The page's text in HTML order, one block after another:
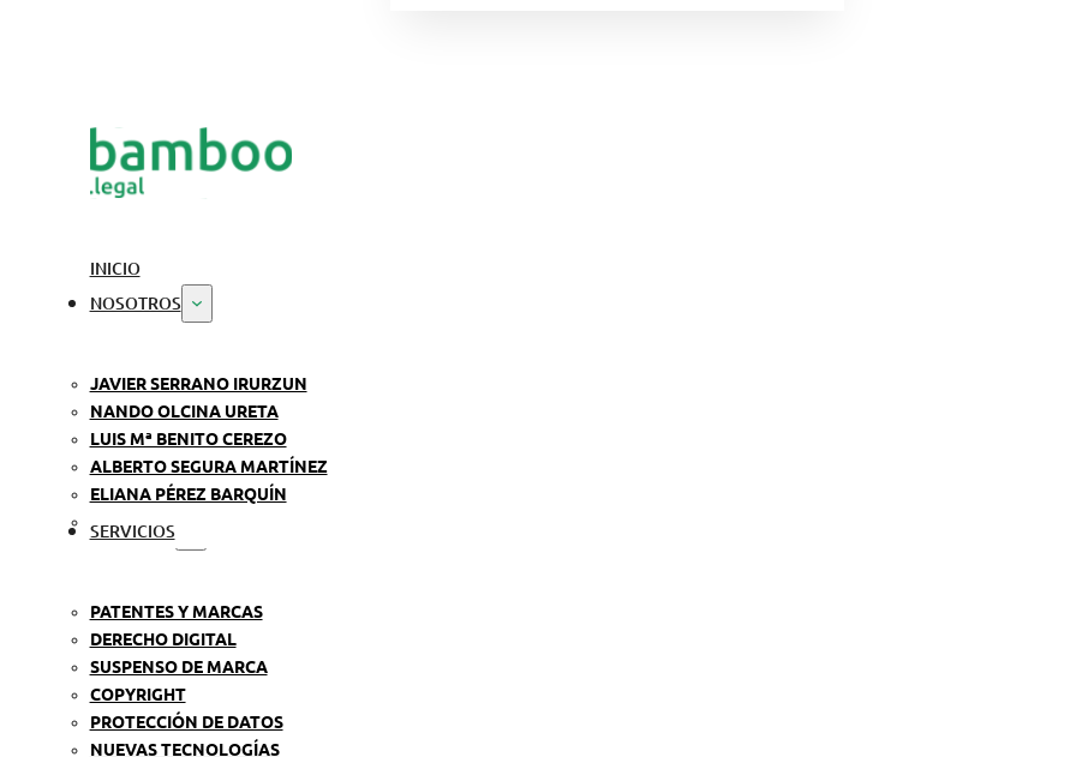
INICIO
NOSOTROS
JAVIER SERRANO IRURZUN
NANDO OLCINA URETA
LUIS Mª BENITO CEREZO
ALBERTO SEGURA MARTÍNEZ
ELIANA PÉREZ BARQUÍN
SERVICIOS
PATENTES Y MARCAS
DERECHO DIGITAL
SUSPENSO DE MARCA
COPYRIGHT
PROTECCIÓN DE DATOS
NUEVAS TECNOLOGÍAS